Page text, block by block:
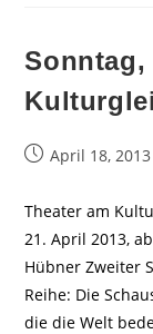
Sonntag,
BeitragApril 18, 2013
Theater am
21. April 2013,
Hübner Zweiter
Reihe: Die
die die Welt